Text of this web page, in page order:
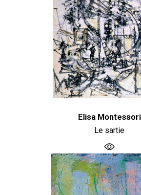
Elisa Montessori
Le sartie